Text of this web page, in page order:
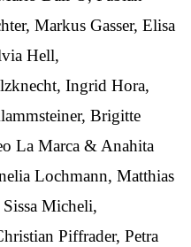
Markus Gasser, Elisa
Hell,
Ingrid Hora,
Brigitte
La Marca & Anahita
Lochmann, Matthias
Micheli,
Piffrader, Petra